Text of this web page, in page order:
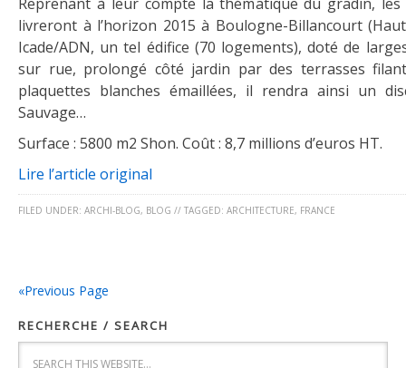
livreront à l’horizon 2015 à Boulogne-Billancourt
Icade/ADN, un tel édifice (70 logements), doté de
sur rue, prolongé côté jardin par des terrasses
plaquettes blanches émaillées, il rendra ainsi un
Sauvage…
Surface : 5800 m2 Shon. Coût : 8,7 millions d’euros HT.
Lire l’article original
FILED UNDER: ARCHI-BLOG, BLOG // TAGGED: ARCHITECTURE, FRANCE
«Previous Page
RECHERCHE / SEARCH